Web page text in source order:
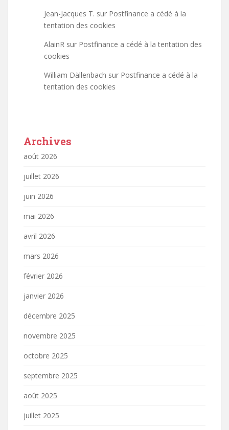
Jean-Jacques T. sur Postfinance a cédé à la
tentation des cookies
AlainR sur Postfinance a cédé à la tentation des
cookies
William Dällenbach sur Postfinance a cédé à la
tentation des cookies
Archives
août 2026
juillet 2026
juin 2026
mai 2026
avril 2026
mars 2026
février 2026
janvier 2026
décembre 2025
novembre 2025
octobre 2025
septembre 2025
août 2025
juillet 2025